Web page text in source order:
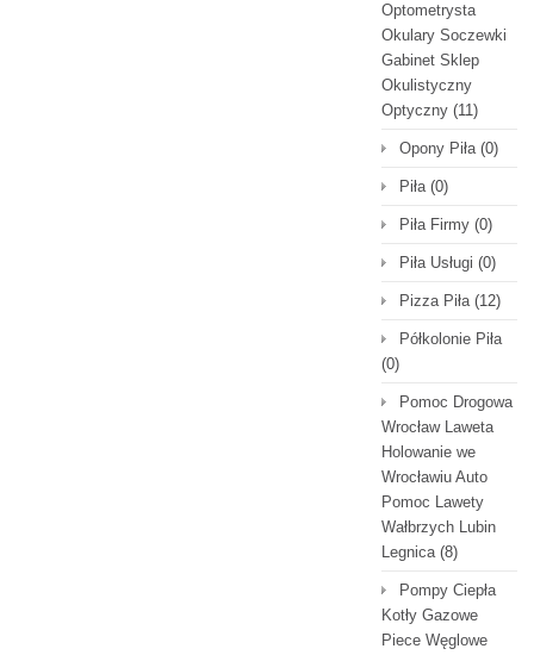
Optometrysta
Okulary Soczewki
Gabinet Sklep
Okulistyczny
Optyczny (11)
Opony Piła(0)
Piła(0)
Piła Firmy (0)
Piła Usługi (0)
Pizza Piła(12)
Półkolonie Piła
(0)
Pomoc Drogowa
Wrocław Laweta
Holowanie we
Wrocławiu Auto
Pomoc Lawety
Wałbrzych Lubin
Legnica(8)
Pompy Ciepła
Kotły Gazowe
Piece Węglowe